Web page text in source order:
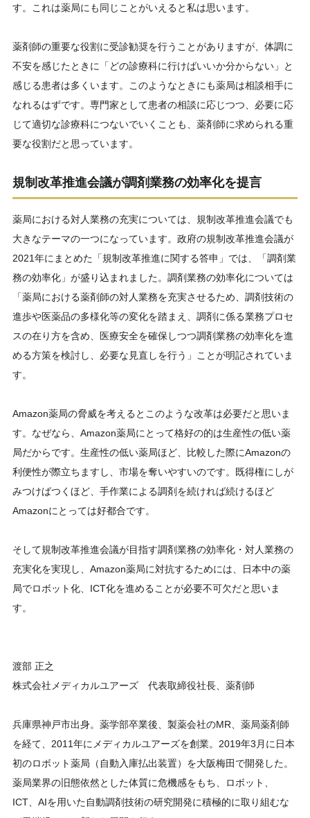
す。これは薬局にも同じことがいえると私は思います。
薬剤師の重要な役割に受診勧奨を行うことがありますが、体調に
不安を感じたときに「どの診療科に行けばいいか分からない」と
感じる患者は多くいます。このようなときにも薬局は相談相手に
なれるはずです。専門家として患者の相談に応じつつ、必要に応
じて適切な診療科につないでいくことも、薬剤師に求められる重
要な役割だと思っています。
規制改革推進会議が調剤業務の効率化を提言
薬局における対人業務の充実については、規制改革推進会議でも
大きなテーマの一つになっています。政府の規制改革推進会議が
2021年にまとめた「規制改革推進に関する答申」では、「調剤業
務の効率化」が盛り込まれました。調剤業務の効率化については
「薬局における薬剤師の対人業務を充実させるため、調剤技術の
進歩や医薬品の多様化等の変化を踏まえ、調剤に係る業務プロセ
スの在り方を含め、医療安全を確保しつつ調剤業務の効率化を進
める方策を検討し、必要な見直しを行う」ことが明記されていま
す。
Amazon薬局の脅威を考えるとこのような改革は必要だと思いま
す。なぜなら、Amazon薬局にとって格好の的は生産性の低い薬
局だからです。生産性の低い薬局ほど、比較した際にAmazonの
利便性が際立ちますし、市場を奪いやすいのです。既得権にしが
みつけばつくほど、手作業による調剤を続ければ続けるほど
Amazonにとっては好都合です。
そして規制改革推進会議が目指す調剤業務の効率化・対人業務の
充実化を実現し、Amazon薬局に対抗するためには、日本中の薬
局でロボット化、ICT化を進めることが必要不可欠だと思いま
す。
渡部 正之
株式会社メディカルユアーズ 代表取締役社長、薬剤師
兵庫県神戸市出身。薬学部卒業後、製薬会社のMR、薬局薬剤師
を経て、2011年にメディカルユアーズを創業。2019年3月に日本
初のロボット薬局（自動入庫払出装置）を大阪梅田で開発した。
薬局業界の旧態依然とした体質に危機感をもち、ロボット、
ICT、AIを用いた自動調剤技術の研究開発に積極的に取り組むな